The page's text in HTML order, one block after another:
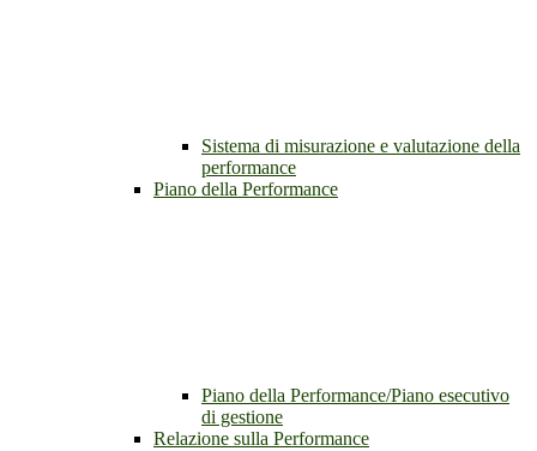
Sistema di misurazione e valutazione della
performance
Piano della Performance
Piano della Performance/Piano esecutivo
di gestione
Relazione sulla Performance